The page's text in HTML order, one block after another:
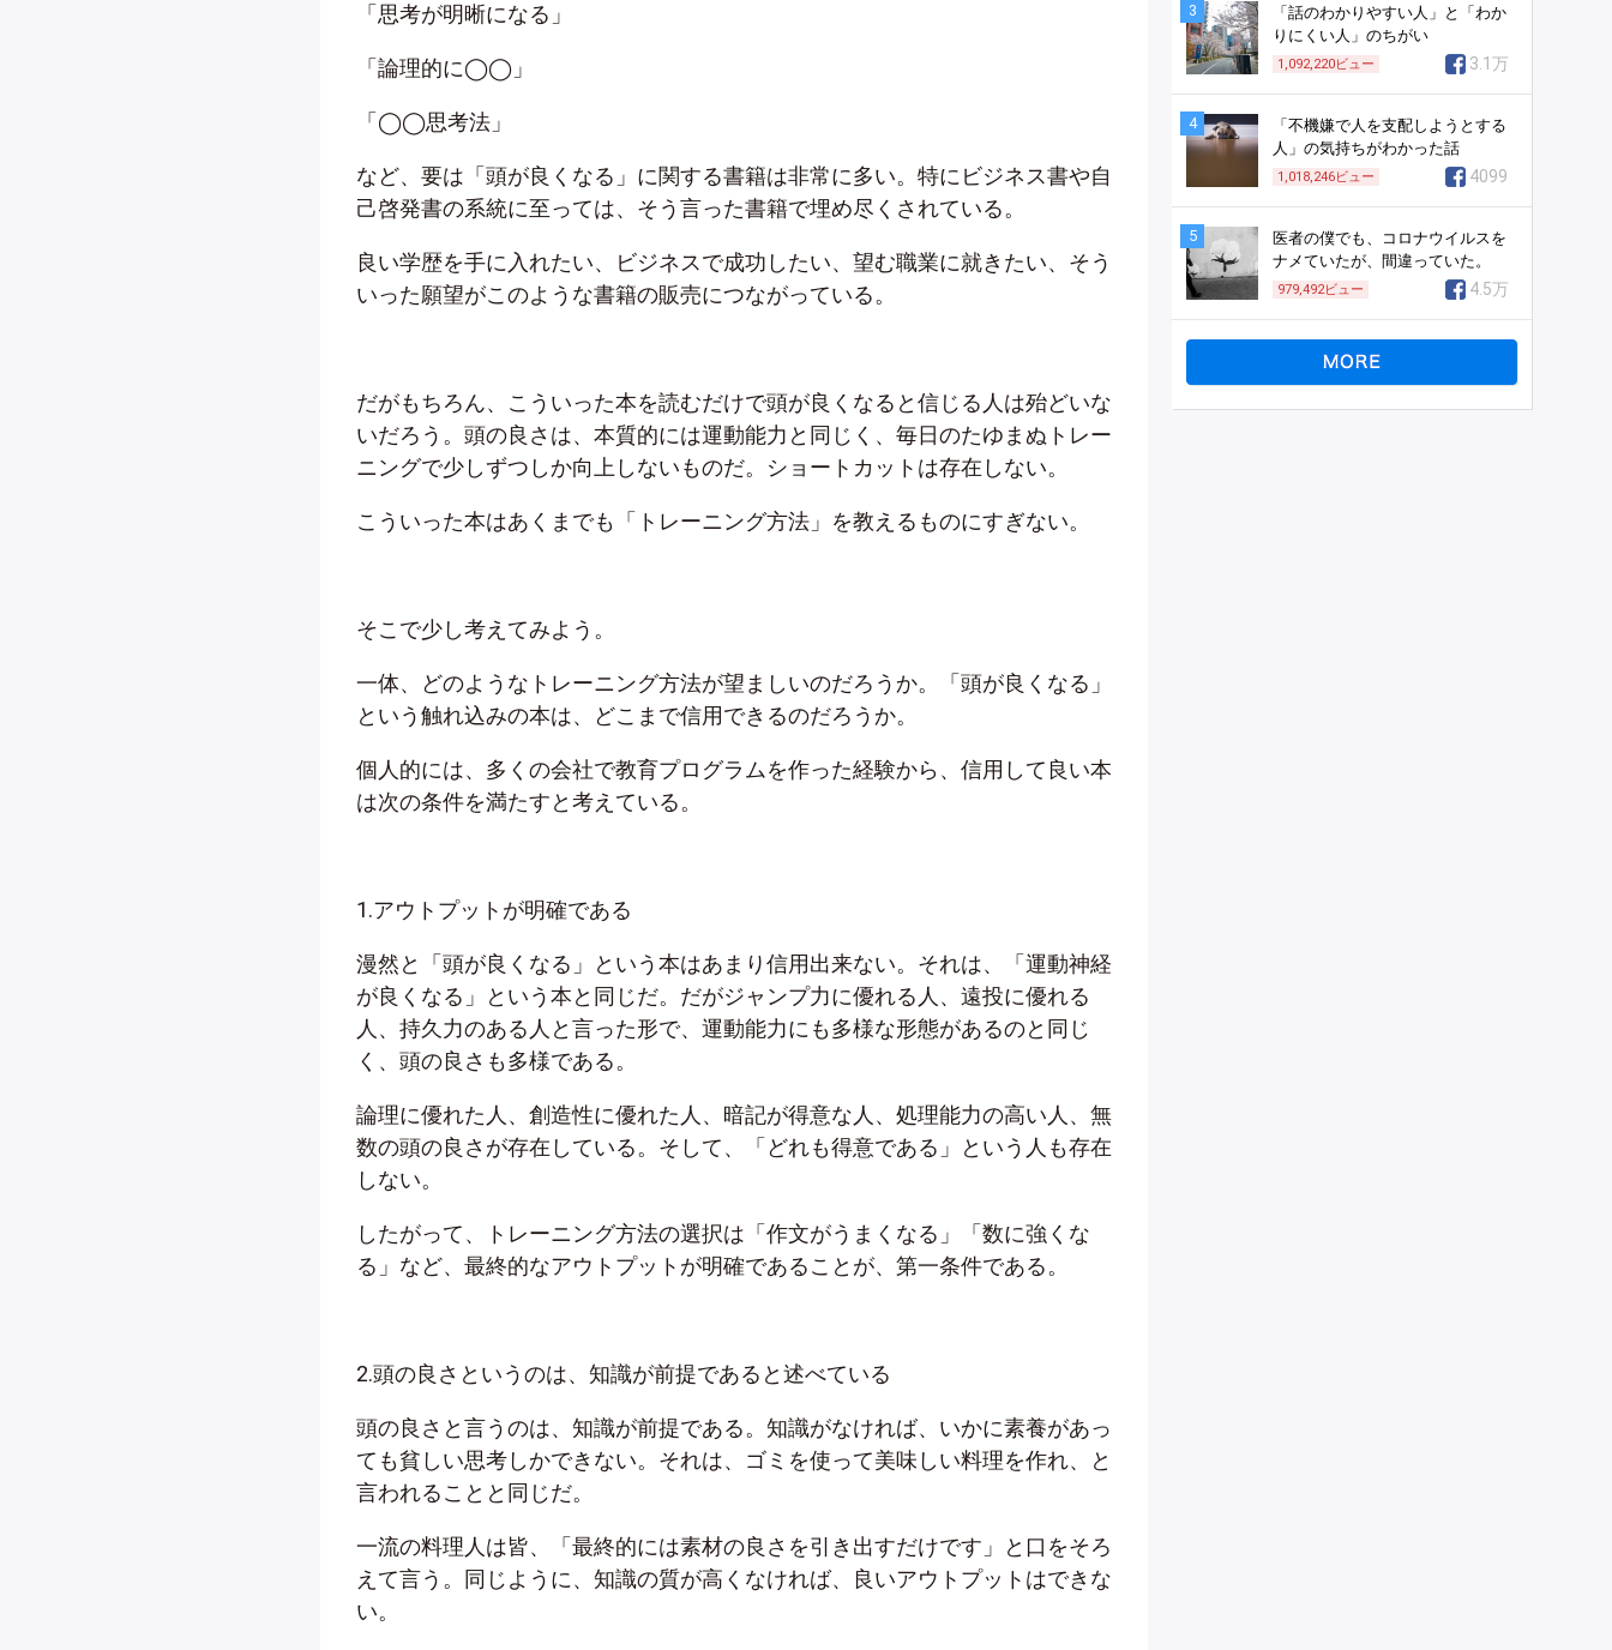
「思考が明晰になる」
「論理的に◯◯」
「◯◯思考法」
など、要は「頭が良くなる」に関する書籍は非常に多い。特にビジネス書や自
己啓発書の系統に至っては、そう言った書籍で埋め尽くされている。
良い学歴を手に入れたい、ビジネスで成功したい、望む職業に就きたい、そう
いった願望がこのような書籍の販売につながっている。
だがもちろん、こういった本を読むだけで頭が良くなると信じる人は殆どいな
いだろう。頭の良さは、本質的には運動能力と同じく、毎日のたゆまぬトレー
ニングで少しずつしか向上しないものだ。ショートカットは存在しない。
こういった本はあくまでも「トレーニング方法」を教えるものにすぎない。
そこで少し考えてみよう。
一体、どのようなトレーニング方法が望ましいのだろうか。「頭が良くなる」
という触れ込みの本は、どこまで信用できるのだろうか。
個人的には、多くの会社で教育プログラムを作った経験から、信用して良い本
は次の条件を満たすと考えている。
1.アウトプットが明確である
漫然と「頭が良くなる」という本はあまり信用出来ない。それは、「運動神経
が良くなる」という本と同じだ。だがジャンプ力に優れる人、遠投に優れる
人、持久力のある人と言った形で、運動能力にも多様な形態があるのと同じ
く、頭の良さも多様である。
論理に優れた人、創造性に優れた人、暗記が得意な人、処理能力の高い人、無
数の頭の良さが存在している。そして、「どれも得意である」という人も存在
しない。
したがって、トレーニング方法の選択は「作文がうまくなる」「数に強くな
る」など、最終的なアウトプットが明確であることが、第一条件である。
2.頭の良さというのは、知識が前提であると述べている
頭の良さと言うのは、知識が前提である。知識がなければ、いかに素養があっ
ても貧しい思考しかできない。それは、ゴミを使って美味しい料理を作れ、と
言われることと同じだ。
一流の料理人は皆、「最終的には素材の良さを引き出すだけです」と口をそろ
えて言う。同じように、知識の質が高くなければ、良いアウトプットはできな
い。
3
「話のわかりやすい人」と「わか
りにくい人」のちがい
1,092,220ビュー 3.1万
4
「不機嫌で人を支配しようとする
人」の気持ちがわかった話
1,018,246ビュー 4099
5
医者の僕でも、コロナウイルスを
ナメていたが、間違っていた。
979,492ビュー 4.5万